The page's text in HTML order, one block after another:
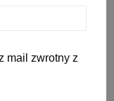
mail zwrotny z